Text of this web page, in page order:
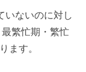
いないのに対し
繁忙期・繁忙
ます。